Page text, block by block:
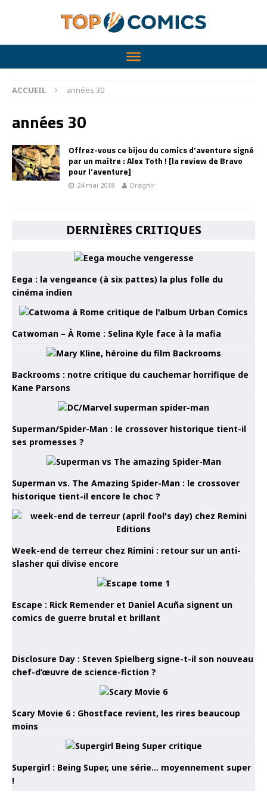
ACCUEIL années 30
années 30
Offrez-vous ce bijou du comics d’aventure signé
par un maître : Alex Toth ! [la review de Bravo
pour l’aventure]
24 mai 2018 Dragnir
DERNIÈRES CRITIQUES
Eega : la vengeance (à six pattes) la plus folle du
cinéma indien
Catwoman – À Rome : Selina Kyle face à la mafia
Backrooms : notre critique du cauchemar horrifique de
Kane Parsons
Superman/Spider-Man : le crossover historique tient-il
ses promesses ?
Superman vs. The Amazing Spider-Man : le crossover
historique tient-il encore le choc ?
Week-end de terreur chez Rimini : retour sur un anti-
slasher qui divise encore
Escape : Rick Remender et Daniel Acuña signent un
comics de guerre brutal et brillant
Disclosure Day : Steven Spielberg signe-t-il son nouveau
chef-d’œuvre de science-fiction ?
Scary Movie 6 : Ghostface revient, les rires beaucoup
moins
Supergirl : Being Super, une série… moyennement super
!